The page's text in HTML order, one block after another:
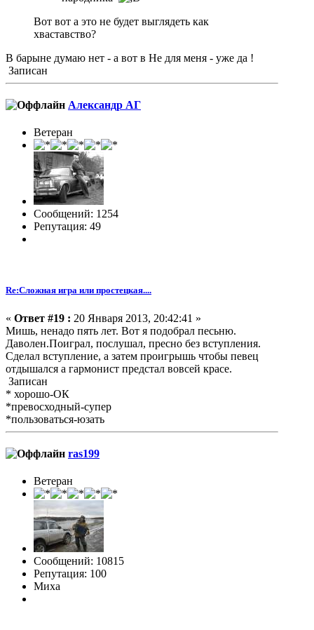
Вот вот а это не будет выглядеть как
хваставство?
В барыне думаю нет - а вот в Не для меня - уже да !
Записан
Александр АГ
Ветеран
Сообщений: 1254
Репутация: 49
Re:Сложная игра или простецкая....
« Ответ #19 : 20 Января 2013, 20:42:41 »
Мишь, ненадо пять лет. Вот я подобрал песьню.
Даволен.Поиграл, послушал, пресно без вступления.
Сделал вступление, а затем проигрышь чтобы певец
отдышался а гармонист предстал вовсей красе.
Записан
* хорошо-ОК
*превосходный-супер
*пользоваться-юзать
ras199
Ветеран
Сообщений: 10815
Репутация: 100
Миха